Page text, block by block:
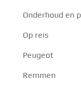
Onderhoud en
Op reis
Peugeot
Remmen